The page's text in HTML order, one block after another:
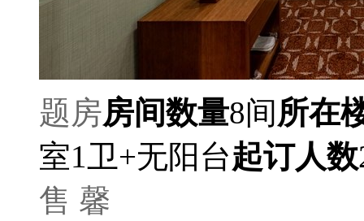
题房房间数量8间所在
室1卫+无阳台起订人数
售 馨